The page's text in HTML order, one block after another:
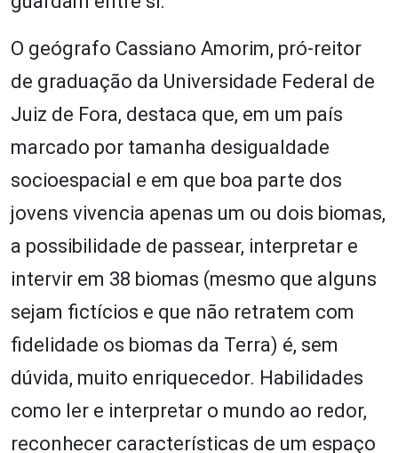
O geógrafo Cassiano Amorim, pró-reitor
de graduação da Universidade Federal de
Juiz de Fora, destaca que, em um país
marcado por tamanha desigualdade
socioespacial e em que boa parte dos
jovens vivencia apenas um ou dois biomas,
a possibilidade de passear, interpretar e
intervir em 38 biomas (mesmo que alguns
sejam fictícios e que não retratem com
fidelidade os biomas da Terra) é, sem
dúvida, muito enriquecedor. Habilidades
como ler e interpretar o mundo ao redor,
reconhecer características de um espaço